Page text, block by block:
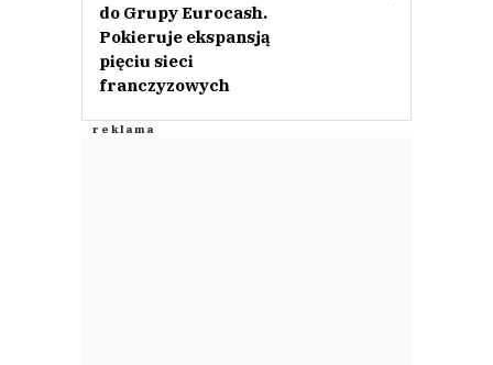
do Grupy Eurocash.
Pokieruje ekspansją
pięciu sieci
franczyzowych